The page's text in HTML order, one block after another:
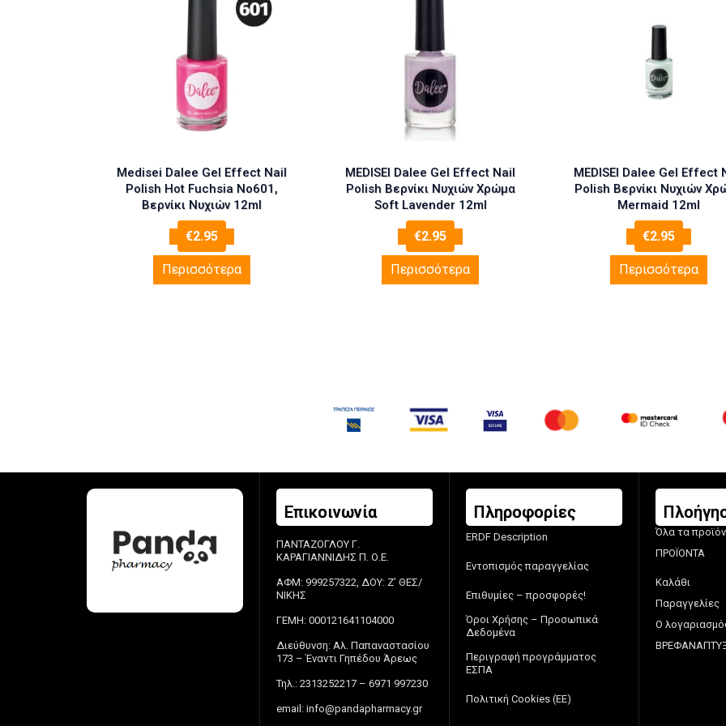
Medisei Dalee Gel Effect Nail
Polish Hot Fuchsia No601,
Βερνίκι Νυχιών 12ml
€2.95
Περισσότερα
MEDISEI Dalee Gel Effect Nail
Polish Βερνίκι Νυχιών Χρώμα
Soft Lavender 12ml
€2.95
Περισσότερα
MEDISEI Dalee Gel Effect
Polish Βερνίκι Νυχιών
Mermaid 12ml
€2.95
Περισσότερα
Επικοινωνία
ΠΑΝΤΑΖΟΓΛΟΥ Γ.
ΚΑΡΑΓΙΑΝΝΙΔΗΣ Π. Ο.Ε.
ΑΦΜ: 999257322, ΔΟΥ: Ζ’ ΘΕΣ/
ΝΙΚΗΣ
ΓΕΜΗ: 000121641104000
Διεύθυνση: Αλ. Παπαναστασίου
173 – Έναντι Γηπέδου Άρεως
Τηλ.: 2313252217 – 6971 997230
email: info@pandapharmacy.gr
Πληροφορίες
ERDF Description
Εντοπισμός παραγγελίας
Επιθυμίες – προσφορές!
Όροι Χρήσης – Προσωπικά
Δεδομένα
Περιγραφή προγράμματος
ΕΣΠΑ
Πολιτική Cookies (ΕΕ)
Όλα τα
ΠΡΟΪΟΝΤΑ
Καλάθι
Παραγγελίες
Ο